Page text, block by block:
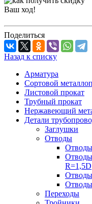
Ваш ход!
Поделиться
Назад к списку
Арматура
Сортовой
Листовой прокат
Трубный прокат
Нержавеющий
Детали
Заглушки
Отводы
R=1,5D
Переходы